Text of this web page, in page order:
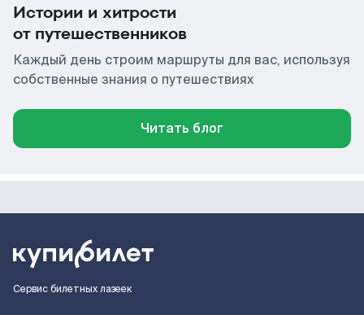
Истории и хитрости
от путешественников
Каждый день строим маршруты для вас, используя
собственные знания о путешествиях
Читать блог
Сервис билетных лазеек